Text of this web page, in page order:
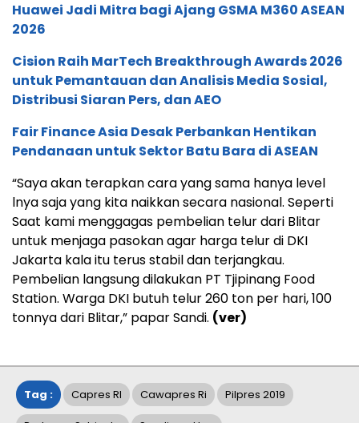
Huawei Jadi Mitra bagi Ajang GSMA M360 ASEAN
2026
Cision Raih MarTech Breakthrough Awards 2026
untuk Pemantauan dan Analisis Media Sosial,
Distribusi Siaran Pers, dan AEO
Fair Finance Asia Desak Perbankan Hentikan
Pendanaan untuk Sektor Batu Bara di ASEAN
“Saya akan terapkan cara yang sama hanya level
lnya saja yang kita naikkan secara nasional. Seperti
Saat kami menggagas pembelian telur dari Blitar
untuk menjaga pasokan agar harga telur di DKI
Jakarta kala itu terus stabil dan terjangkau.
Pembelian langsung dilakukan PT Tjipinang Food
Station. Warga DKI butuh telur 260 ton per hari, 100
tonnya dari Blitar,” papar Sandi. (ver)
Tag : Capres RI Cawapres Ri Pilpres 2019